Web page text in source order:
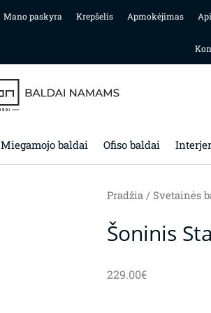
Mano paskyra Krepšelis Apmokėjimas
Miegamojo baldai Ofiso baldai
Pradžia/ Svetainės
Šoninis
229.00€